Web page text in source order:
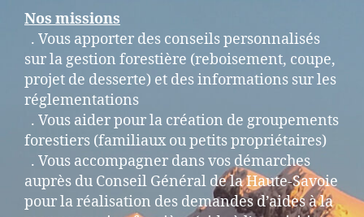
Nos missions
. Vous apporter des conseils personnalisés
sur la gestion forestière (reboisement, coupe,
projet de desserte) et des informations sur les
réglementations
. Vous aider pour la création de groupements
forestiers (familiaux ou petits propriétaires)
. Vous accompagner dans vos démarches
auprès du Conseil Général de la Haute-Savoie
pour la réalisation des demandes d’aides à la